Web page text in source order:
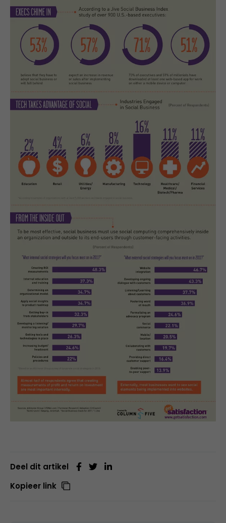
Deel dit artikel
Kopieer link